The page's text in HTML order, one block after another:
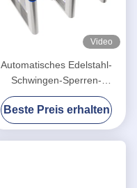
Video
Automatisches Edelstahl-
Schwingen-Sperren-
Drehkreuz mit Kartenleser-
Kartentordrehkreuz
Beste Preis erhalten